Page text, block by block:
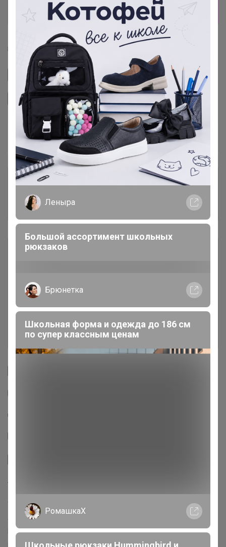
Перейти к текущей закупке
Glamkat
Подписаться на закупку 1.4K
Подписаться на организатора
В архиве
—
Собрано
Комментарии к лотам 3K
Отзывы участников 3.1K
Описание
Ключевые даты
История проведённых выкупов
Торговые марки
trendyol™
Armonika™
Colins™
Hummel™
Miss Ipekyol™ Y-London™ Happiness™
Levis™
Dockers™
New Balance™ Soho™ Dagi™
Bambi™
Леныра
Большой ассортимент школьных
рюкзаков
Брюнетка
Школьная форма и одежда до 186 см
по супер классным ценам
РомашкаХ